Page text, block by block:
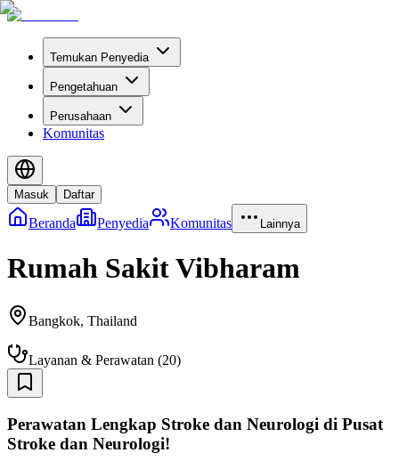
Temukan Penyedia
Pengetahuan
Perusahaan
Komunitas
Masuk Daftar
Beranda Penyedia Komunitas Lainnya
Rumah Sakit Vibharam
Bangkok, Thailand
Layanan & Perawatan (20)
Perawatan Lengkap Stroke dan Neurologi di Pusat
Stroke dan Neurologi!